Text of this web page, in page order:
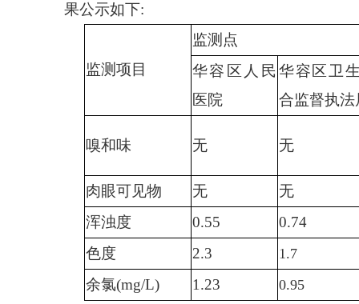
果公示如下:
监测项目
监测点
华容区人民
医院
华容区卫
合监督执法
嗅和味 无 无
肉眼可见物 无
无
浑浊度
0.55 0.74
色度
2.3 1.7
余氯(mg/L) 1.23 0.95